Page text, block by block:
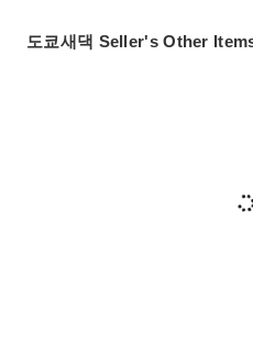
도쿄새댁 Seller's Other